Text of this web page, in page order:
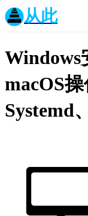
从此
Windows
macOS
Systemd